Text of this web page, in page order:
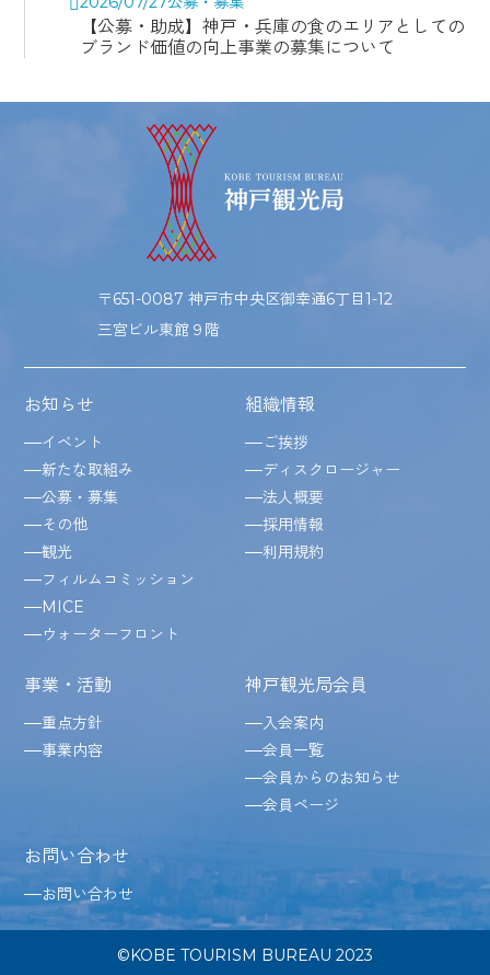
【公募・助成】神戸・兵庫の食のエリアとしての
ブランド価値の向上事業の募集について
〒651-0087 神戸市中央区御幸通6丁目1-12
三宮ビル東館９階
お知らせ
イベント
新たな取組み
公募・募集
その他
観光
フィルムコミッション
MICE
ウォーターフロント
組織情報
ご挨拶
ディスクロージャー
法人概要
採用情報
利用規約
事業・活動
重点方針
事業内容
神戸観光局会員
入会案内
会員一覧
会員からのお知らせ
会員ページ
お問い合わせ
お問い合わせ
©KOBE TOURISM BUREAU 2023